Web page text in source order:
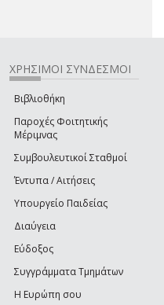
mail)
ΧΡΗΣΙΜΟΙ ΣΥΝΔΕΣΜΟΙ
Βιβλιοθήκη
Παροχές Φοιτητικής
Μέριμνας
Συμβουλευτικοί Σταθμοί
Έντυπα / Αιτήσεις
Υπουργείο Παιδείας
Διαύγεια
Εύδοξος
Συγγράμματα Τμημάτων
Η Ευρώπη σου